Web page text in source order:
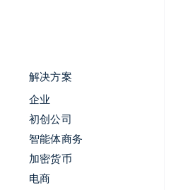
解决方案
企业
初创公司
智能体商务
加密货币
电商